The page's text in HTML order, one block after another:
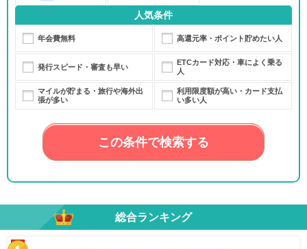
セゾンプラチナ・ビジネス・アメリカン・エキスプレス®・カード
人気条件
年会費無料 高還元率・ポイント貯めたい人
発行スピード・審査も早い
ETCカード対応・車によく乗る
人
マイルが貯まる・旅行や海外出
張が多い
利用限度額が高い・カード支払
い多い人
この条件で検索する
総合ランキング